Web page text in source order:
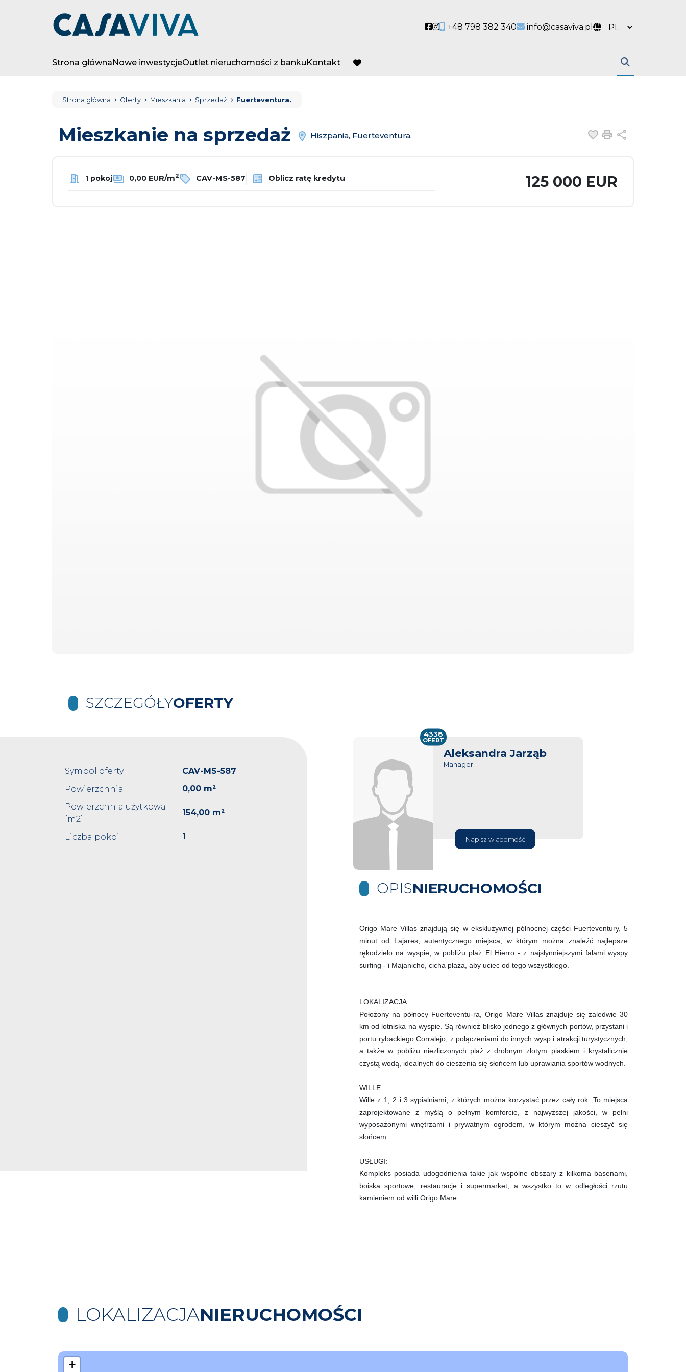
Social link
Social link
+48 798 382 340 info@casaviva.pl
Strona głównaNowe inwestycjeOutlet nieruchomości z bankuKontakt
favorite
Strona główna Oferty Mieszkania Sprzedaż Fuerteventura.
Mieszkanie na sprzedaż Hiszpania, Fuerteventura. Dodaj do
Drukuj
1 pokoj 0,00 EUR/m2 CAV-MS-587 Oblicz ratę kredytu 125 000 EUR
SZCZEGÓŁYOFERTY
Symbol oferty
CAV-MS-587
Powierzchnia
0,00 m²
Powierzchnia użytkowa
[m2]
154,00 m²
Liczba pokoi 1
Aleksandra Jarząb
Manager
Napisz wiadomość
4338
OFERT
OPISNIERUCHOMOŚCI
Origo Mare Villas znajdują się w ekskluzywnej północnej części Fuerteventury, 5
minut od Lajares, autentycznego miejsca, w którym można znaleźć najlepsze
rękodzieło na wyspie, w pobliżu plaż El Hierro - z najsłynniejszymi falami wyspy
surfing - i Majanicho, cicha plaża, aby uciec od tego wszystkiego.
LOKALIZACJA:
Położony na północy Fuerteventu-ra, Origo Mare Villas znajduje się zaledwie 30
km od lotniska na wyspie. Są również blisko jednego z głównych portów, przystani i
portu rybackiego Corralejo, z połączeniami do innych wysp i atrakcji turystycznych,
a także w pobliżu niezliczonych plaż z drobnym złotym piaskiem i krystalicznie
czystą wodą, idealnych do cieszenia się słońcem lub uprawiania sportów wodnych.
WILLE:
Wille z 1, 2 i 3 sypialniami, z których można korzystać przez cały rok. To miejsca
zaprojektowane z myślą o pełnym komforcie, z najwyższej jakości, w pełni
wyposażonymi wnętrzami i prywatnym ogrodem, w którym można cieszyć się
słońcem.
USŁUGI:
Kompleks posiada udogodnienia takie jak wspólne obszary z kilkoma basenami,
boiska sportowe, restauracje i supermarket, a wszystko to w odległości rzutu
kamieniem od willi Origo Mare.
LOKALIZACJANIERUCHOMOŚCI
+